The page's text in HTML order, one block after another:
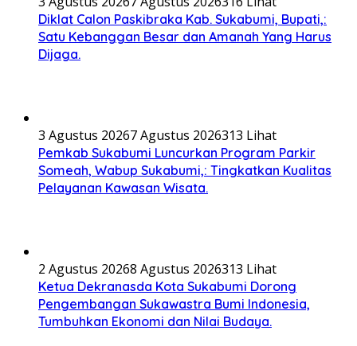
Diklat Calon Paskibraka Kab. Sukabumi, Bupati,:
Satu Kebanggan Besar dan Amanah Yang Harus
Dijaga.
3 Agustus 20267 Agustus 2026313 Lihat
Pemkab Sukabumi Luncurkan Program Parkir
Someah, Wabup Sukabumi,: Tingkatkan Kualitas
Pelayanan Kawasan Wisata.
2 Agustus 20268 Agustus 2026313 Lihat
Ketua Dekranasda Kota Sukabumi Dorong
Pengembangan Sukawastra Bumi Indonesia,
Tumbuhkan Ekonomi dan Nilai Budaya.